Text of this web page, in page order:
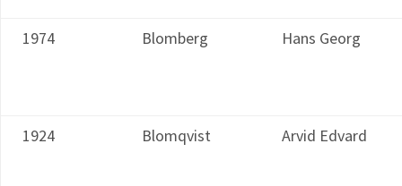
1974 Blomberg Hans Georg
1924 Blomqvist Arvid Edvard